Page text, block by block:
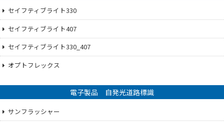
セイフティブライト330
セイフティブライト407
セイフティブライト330_407
オプトフレックス
電子製品 自発光道路標識
サンフラッシャー